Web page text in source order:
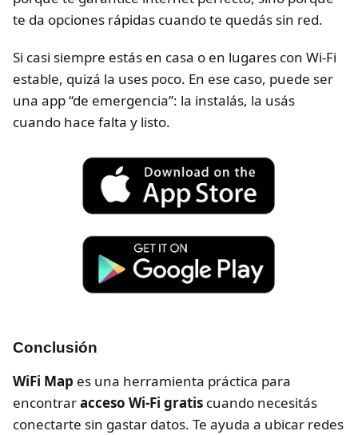
te da opciones rápidas cuando te quedás sin red.
Si casi siempre estás en casa o en lugares con Wi-Fi
estable, quizá la uses poco. En ese caso, puede ser
una app “de emergencia”: la instalás, la usás
cuando hace falta y listo.
Conclusión
WiFi Map es una herramienta práctica para
encontraracceso Wi-Fi gratis cuando necesitás
conectarte sin gastar datos. Te ayuda a ubicar redes